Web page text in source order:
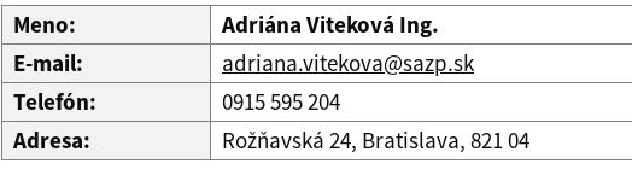
Meno:
Adriána Viteková Ing.
E-mail:
adriana.vitekova@sazp.sk
Telefón:
0915 595 204
Adresa:
Rožňavská 24, Bratislava, 821 04